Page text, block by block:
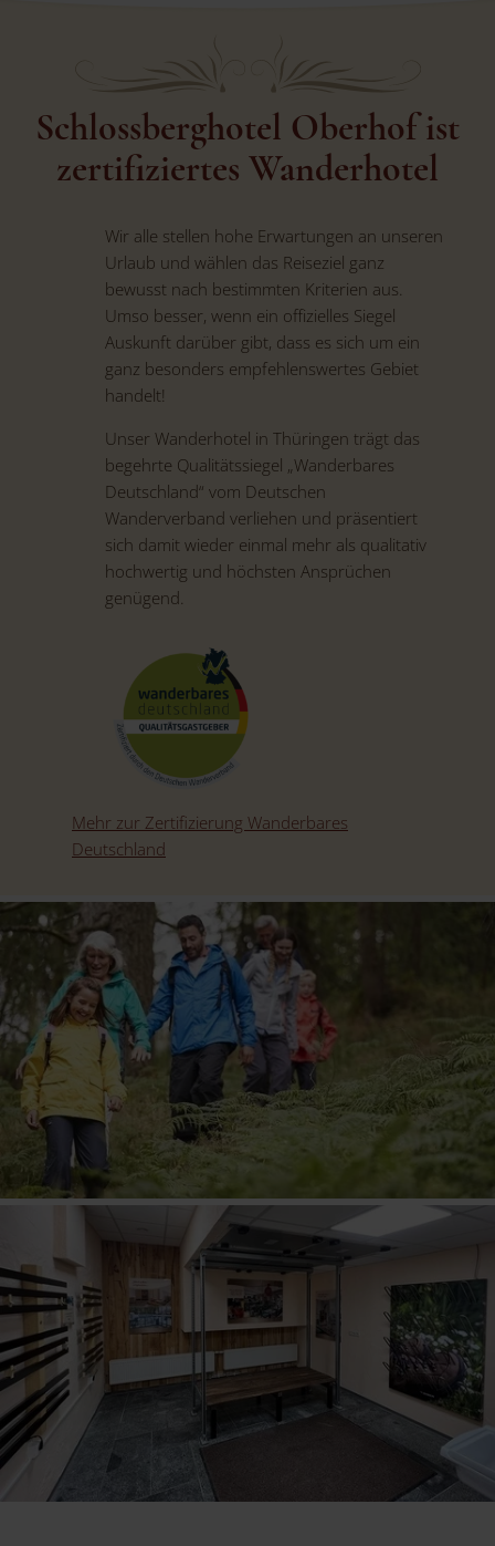
Schlossberghotel Oberhof ist
zertifiziertes Wanderhotel
Wir alle stellen hohe Erwartungen an unseren
Urlaub und wählen das Reiseziel ganz
bewusst nach bestimmten Kriterien aus.
Umso besser, wenn ein offizielles Siegel
Auskunft darüber gibt, dass es sich um ein
ganz besonders empfehlenswertes Gebiet
handelt!
Unser Wanderhotel in Thüringen trägt das
begehrte Qualitätssiegel „Wanderbares
Deutschland“ vom Deutschen
Wanderverband verliehen und präsentiert
sich damit wieder einmal mehr als qualitativ
hochwertig und höchsten Ansprüchen
genügend.
Mehr zur Zertifizierung Wanderbares
Deutschland